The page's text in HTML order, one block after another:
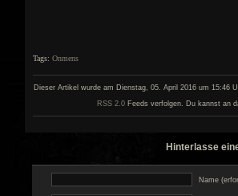
Tags: Onmens
Dieser Artikel wurde am Dienstag, 05. April 2016 um 15:46
RSS 2.0 Feeds verfolgen. Du kannst an
Hinterlasse
Name